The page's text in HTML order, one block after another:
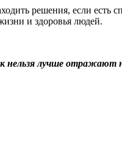
решения, если есть
и здоровья людей.
лучше отражают